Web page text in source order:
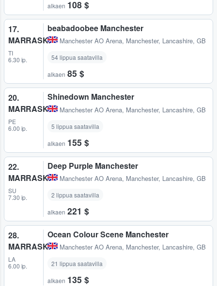
alkaen 108 $
17.
MARRASK.
TI
6.30 ip.
beabadoobee Manchester
Manchester AO Arena, Manchester, Lancashire, GB
54 lippua saatavilla
alkaen 85 $
20.
MARRASK.
PE
6.00 ip.
Shinedown Manchester
Manchester AO Arena, Manchester, Lancashire, GB
5 lippua saatavilla
alkaen 155 $
22.
MARRASK.
SU
7.30 ip.
Deep Purple Manchester
Manchester AO Arena, Manchester, Lancashire, GB
2 lippua saatavilla
alkaen 221 $
28.
MARRASK.
LA
6.00 ip.
Ocean Colour Scene Manchester
Manchester AO Arena, Manchester, Lancashire, GB
21 lippua saatavilla
alkaen 135 $